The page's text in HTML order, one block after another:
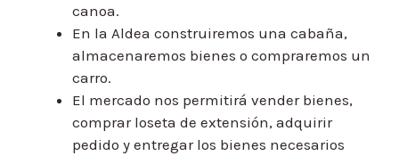
canoa.
En la Aldea construiremos una cabaña,
almacenaremos bienes o compraremos un
carro.
El mercado nos permitirá vender bienes,
comprar loseta de extensión, adquirir
pedido y entregar los bienes necesarios